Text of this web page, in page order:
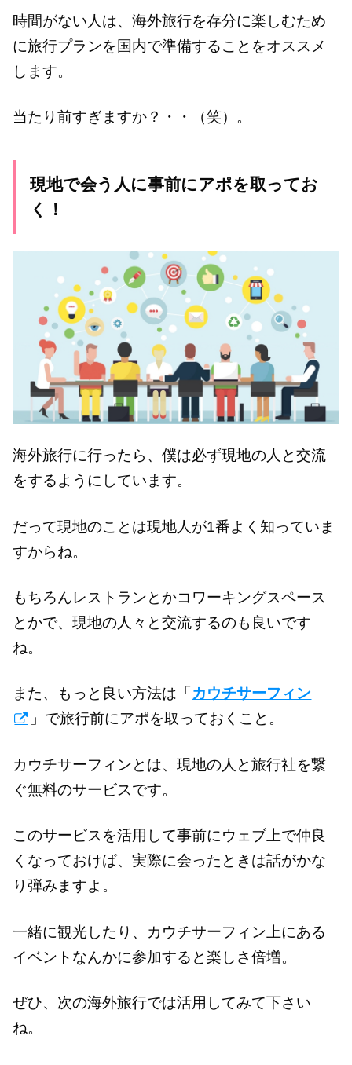
時間がない人は、海外旅行を存分に楽しむため
に旅行プランを国内で準備することをオススメ
します。
当たり前すぎますか？・・（笑）。
現地で会う人に事前にアポを取ってお
く！
海外旅行に行ったら、僕は必ず現地の人と交流
をするようにしています。
だって現地のことは現地人が1番よく知っていま
すからね。
もちろんレストランとかコワーキングスペース
とかで、現地の人々と交流するのも良いです
ね。
また、もっと良い方法は「 カウチサーフィン
」で旅行前にアポを取っておくこと。
カウチサーフィンとは、現地の人と旅行社を繋
ぐ無料のサービスです。
このサービスを活用して事前にウェブ上で仲良
くなっておけば、実際に会ったときは話がかな
り弾みますよ。
一緒に観光したり、カウチサーフィン上にある
イベントなんかに参加すると楽しさ倍増。
ぜひ、次の海外旅行では活用してみて下さい
ね。